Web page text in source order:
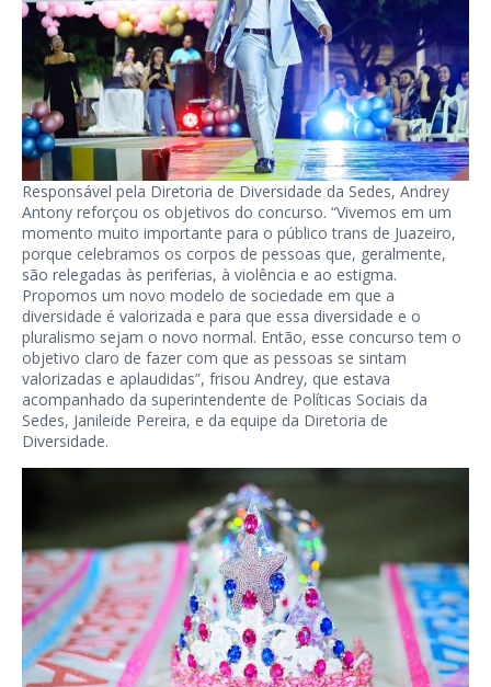
Responsável pela Diretoria de Diversidade da Sedes, Andrey
Antony reforçou os objetivos do concurso. “Vivemos em um
momento muito importante para o público trans de Juazeiro,
porque celebramos os corpos de pessoas que, geralmente,
são relegadas às periferias, à violência e ao estigma.
Propomos um novo modelo de sociedade em que a
diversidade é valorizada e para que essa diversidade e o
pluralismo sejam o novo normal. Então, esse concurso tem o
objetivo claro de fazer com que as pessoas se sintam
valorizadas e aplaudidas”, frisou Andrey, que estava
acompanhado da superintendente de Políticas Sociais da
Sedes, Janileide Pereira, e da equipe da Diretoria de
Diversidade.